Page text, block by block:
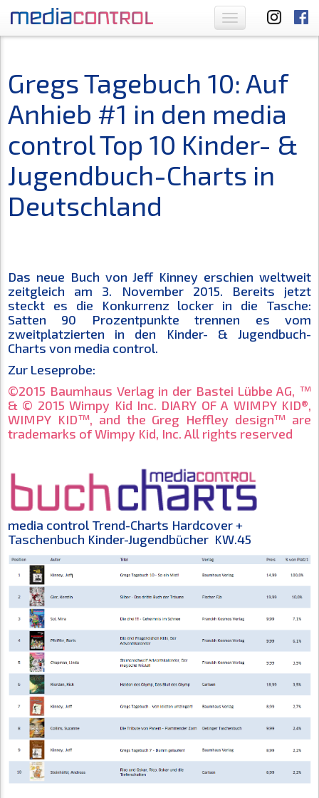
Toggle
navigation
Gregs Tagebuch 10: Auf
Anhieb #1 in den media
control Top 10 Kinder- &
Jugendbuch-Charts in
Deutschland
Das neue Buch von Jeff Kinney erschien weltweit
zeitgleich am 3. November 2015. Bereits jetzt
steckt es die Konkurrenz locker in die Tasche:
Satten 90 Prozentpunkte trennen es vom
zweitplatzierten in den Kinder- & Jugendbuch-
Charts von media control.
Zur Leseprobe:
©2015 Baumhaus Verlag in der Bastei Lübbe AG, ™
& © 2015 Wimpy Kid Inc. DIARY OF A WIMPY KID®,
WIMPY KID™, and the Greg Heffley design™ are
trademarks of Wimpy Kid, Inc. All rights reserved
media control Trend-Charts Hardcover +
Taschenbuch Kinder-Jugendbücher KW.45